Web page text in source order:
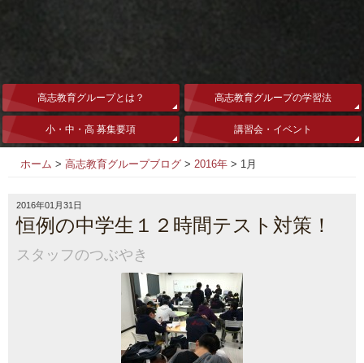
高志教育グループとは？ 高志教育グループの学習法
小・中・高 募集要項 講習会・イベント
ホーム > 高志教育グループブログ > 2016年 > 1月
2016年01月31日
恒例の中学生１２時間テスト対策！
スタッフのつぶやき